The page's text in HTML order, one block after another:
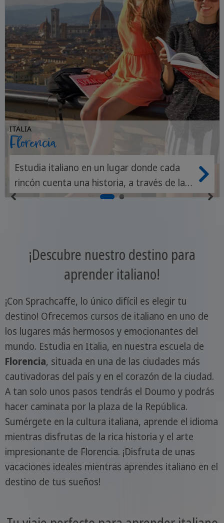
ITALIA
Florencia
Estudia italiano en un lugar donde cada
rincón cuenta una historia, a través de la
gastronomía, la moda y siglos de cultura.
¡Descubre nuestro destino para
aprender italiano!
¡Con Sprachcaffe, lo único difícil es elegir tu
destino! Ofrecemos cursos de italiano en uno de
los lugares más hermosos y emocionantes del
mundo. Estudia en Italia, en nuestra escuela de
Florencia, situada en una de las ciudades más
cautivadoras del país y en el corazón de la ciudad.
A tan solo unos pasos tendrás el Doumo y podrás
hacer caminata por la plaza de la República.
Sumérgete en la cultura italiana, aprende el idioma
mientras disfrutas de la rica historia y el arte
impresionante de Florencia. ¡Disfruta de unas
vacaciones ideales mientras aprendes italiano en el
destino de tus sueños!